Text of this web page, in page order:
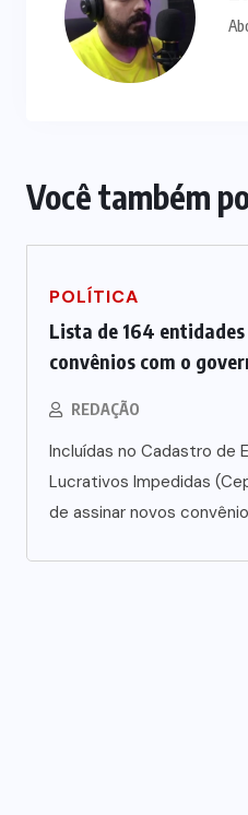
Você também
POLÍTICA
Lista de 164
convênios com o
REDAÇÃO
Incluídas no Cadastro de
Lucrativos Impedidas
de assinar novos